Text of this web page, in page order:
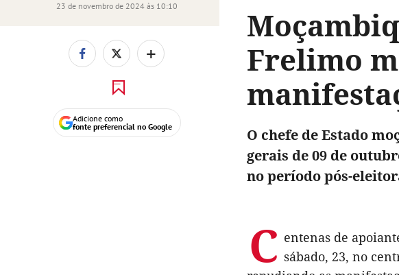
Frelimo
23 de novembro de 2024 às 10:10
+
Adicione como
fonte preferencial no Google
O chefe de Estado
gerais de 09 de
no período pós-
C entenas de
sábado, 23, no